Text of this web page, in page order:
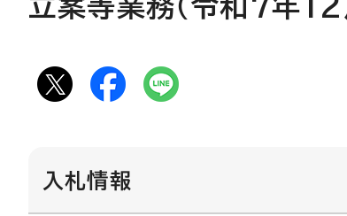
立案等業務（令和7年12
入札情報